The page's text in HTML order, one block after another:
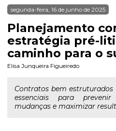
segunda-feira, 16 de junho de 2025
Planejamento
estratégia pré-
caminho para o
Elisa Junqueira Figueiredo
Contratos bem
essenciais para
mudanças e maximizar